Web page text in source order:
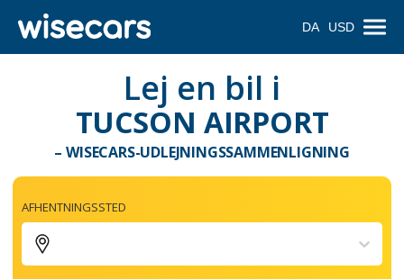
DA USD
Lej en bil i
TUCSON AIRPORT
– WISECARS-UDLEJNINGSSAMMENLIGNING
AFHENTNINGSSTED